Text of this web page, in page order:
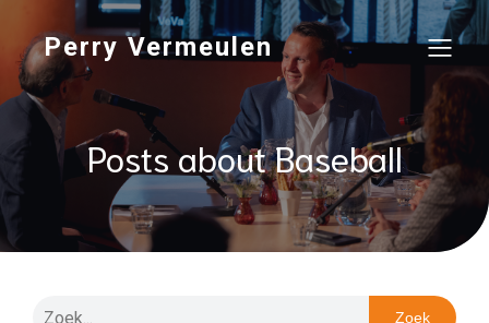
Perry Vermeulen
Posts about Baseball
Zoek